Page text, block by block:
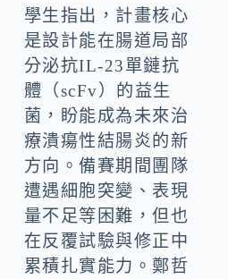
學生指出，計畫核心
是設計能在腸道局部
分泌抗IL-23單鏈抗
體（scFv）的益生
菌，盼能成為未來治
療潰瘍性結腸炎的新
方向。備賽期間團隊
遭遇細胞突變、表現
量不足等困難，但也
在反覆試驗與修正中
累積扎實能力。鄭哲